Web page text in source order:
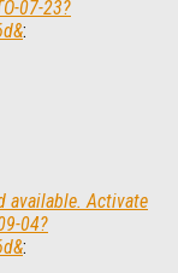
07-23?
:
available. Activate
04?
: